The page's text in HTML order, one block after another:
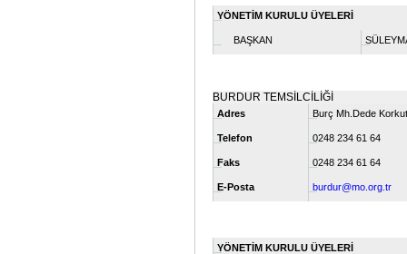
YÖNETİM KURULU ÜYELERİ
BAŞKAN
BURDUR TEMSİLCİLİĞİ
Adres Burç Mh.Dede
Telefon 0248 234 61 64
Faks 0248 234 61 64
E-Posta burdur@mo.org.tr
YÖNETİM KURULU ÜYELERİ